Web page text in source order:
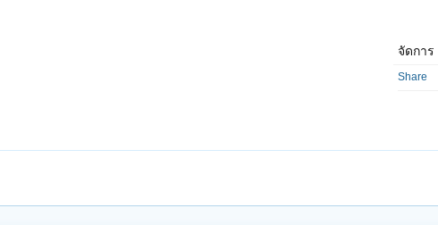
จัดการ
Share